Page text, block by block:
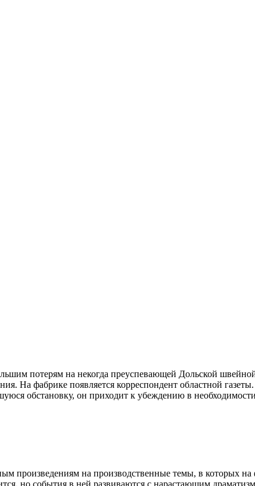
потерям на некогда преуспевающей Дольской
На фабрике появляется корреспондент областной
обстановку, он приходит к убеждению в
произведениям на производственные темы, в которых
но события в ней развиваются с нарастающим